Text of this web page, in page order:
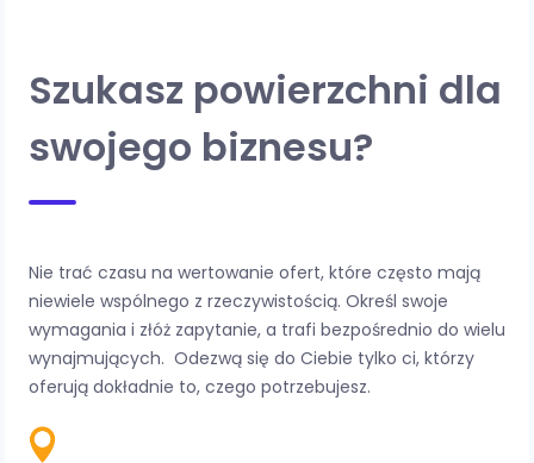
Szukasz powierzchni dla
swojego biznesu?
Nie trać czasu na wertowanie ofert, które często mają
niewiele wspólnego z rzeczywistością. Określ swoje
wymagania i złóż zapytanie, a trafi bezpośrednio do wielu
wynajmujących. Odezwą się do Ciebie tylko ci, którzy
oferują dokładnie to, czego potrzebujesz.